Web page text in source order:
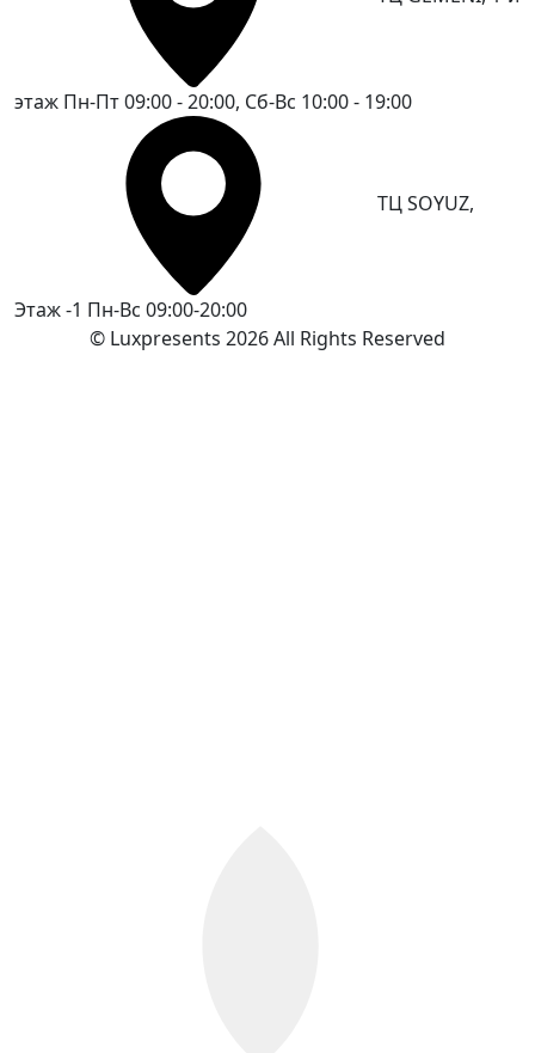
этаж Пн-Пт 09:00 - 20:00, Сб-Вс 10:00 - 19:00
ТЦ SOYUZ,
Этаж -1 Пн-Вс 09:00-20:00
© Luxpresents 2026 All Rights Reserved